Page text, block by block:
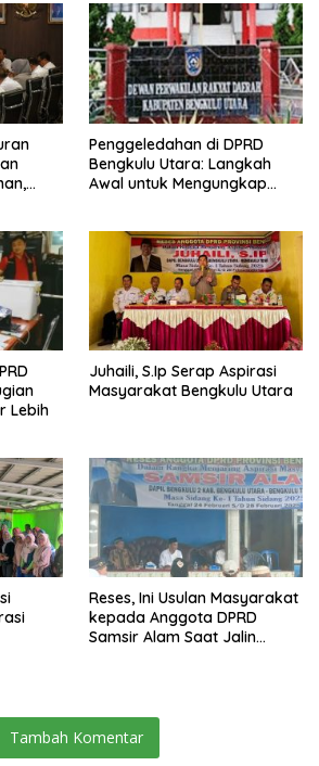
Penggeledahan di DPRD
Bengkulu Utara: Langkah
Awal untuk Mengungkap
Lebih
Juhaili, S.Ip Serap Aspirasi
Masyarakat Bengkulu Utara
Reses, Ini Usulan Masyarakat
kepada Anggota DPRD
Samsir Alam Saat Jalin
Tambah Komentar